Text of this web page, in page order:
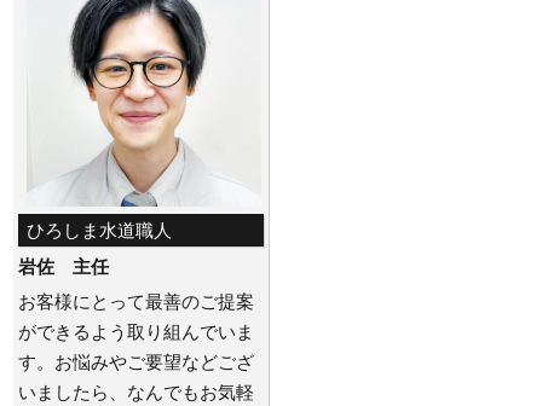
ひろしま水道職人
岩佐 主任
お客様にとって最善のご提案
ができるよう取り組んでいま
す。お悩みやご要望などござ
いましたら、なんでもお気軽